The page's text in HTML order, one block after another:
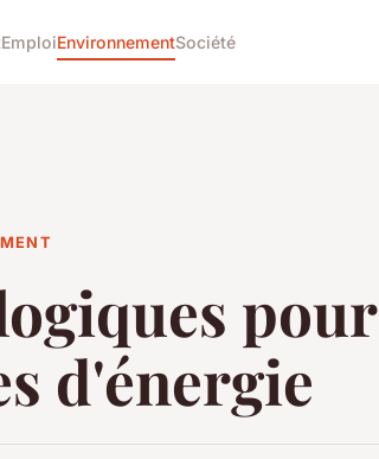
EmploiEnvironnementSociété
pour
d'énergie